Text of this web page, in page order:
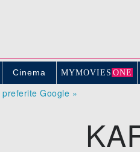
Cinema MYMOVIE S ONE
Google »